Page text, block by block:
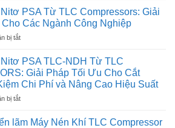
TUỔI
THỌ
VÀ
TỐI
HIỆU
SUẤT
CHO
NÉN
trọng
kính
mời
Quý
hàng
&
Đối
tác:
THAM
TRIỂN
PSA Từ TLC Compressors: Giải
Các Ngành Công Nghiệp
bị tắtở
Tạo
Khí
Nitơ
PSA
Từ
Compressors:
PSA TLC-NDH Từ TLC
Giải Pháp Tối Ưu Cho Cắt
Chi Phí và Nâng Cao Hiệu Suất
bị tắtở
Tạo
lãm Máy Nén Khí TLC Compressor